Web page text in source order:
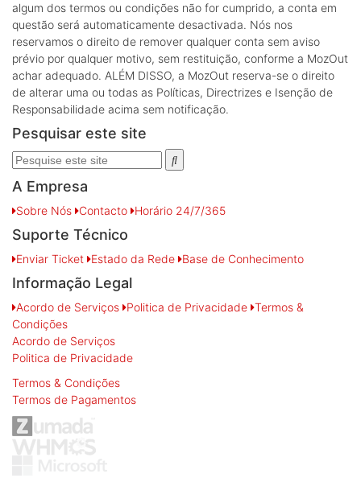
algum dos termos ou condições não for cumprido, a conta em
questão será automaticamente desactivada. Nós nos
reservamos o direito de remover qualquer conta sem aviso
prévio por qualquer motivo, sem restituição, conforme a MozOut
achar adequado. ALÉM DISSO, a MozOut reserva-se o direito
de alterar uma ou todas as Políticas, Directrizes e Isenção de
Responsabilidade acima sem notificação.
Pesquisar este site
A Empresa
Sobre Nós Contacto Horário 24/7/365
Suporte Técnico
Enviar Ticket Estado da Rede Base de Conhecimento
Informação Legal
Acordo de Serviços Politica de Privacidade Termos &
Condições
Acordo de Serviços
Politica de Privacidade
Termos & Condições
Termos de Pagamentos